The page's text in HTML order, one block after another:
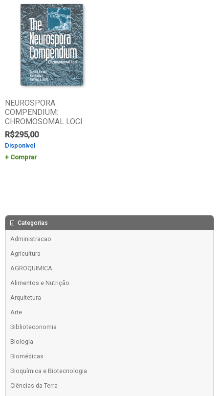
NEUROSPORA
COMPENDIUM:
CHROMOSOMAL LOCI
R$295,00
Disponível
Comprar
Categorias
Administracao
Agricultura
AGROQUIMICA
Alimentos e Nutrição
Arquitetura
Arte
Biblioteconomia
Biologia
Biomédicas
Bioquímica e Biotecnologia
Ciências da Terra